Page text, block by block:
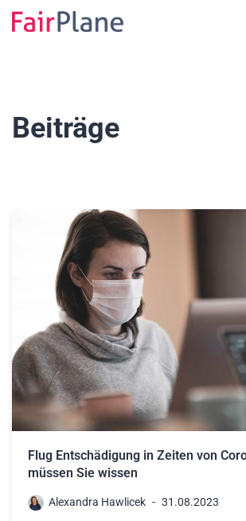
Beiträge
Flug Entschädigung in Zeiten von
müssen Sie wissen
Alexandra Hawlicek 31.08.2023